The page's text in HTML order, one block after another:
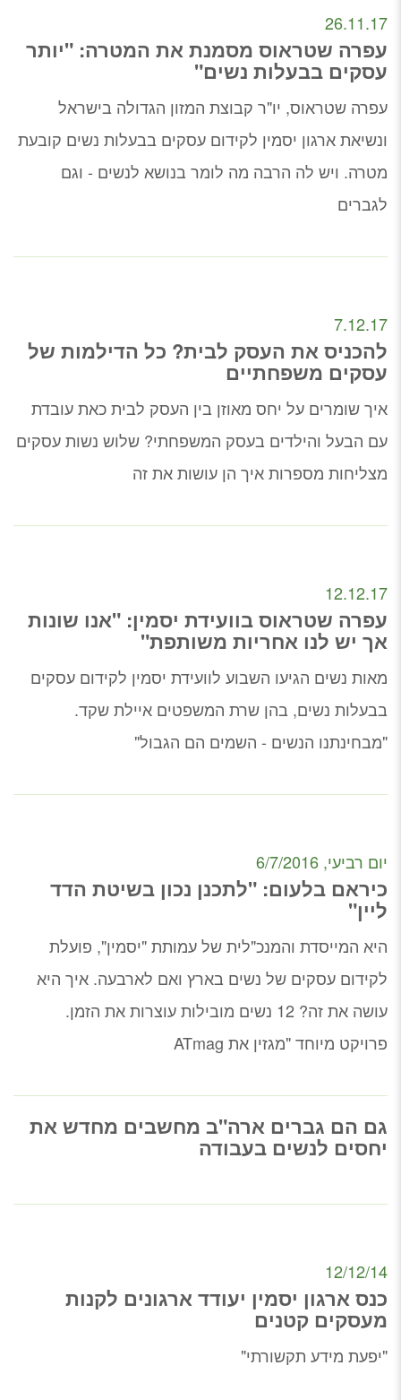
26.11.17
עפרה שטראוס מסמנת את המטרה: "יותר
עסקים בבעלות נשים"
עפרה שטראוס, יו"ר קבוצת המזון הגדולה בישראל
ונשיאת ארגון יסמין לקידום עסקים בבעלות נשים קובעת
מטרה. ויש לה הרבה מה לומר בנושא לנשים - וגם
לגברים
7.12.17
להכניס את העסק לבית? כל הדילמות של
עסקים משפחתיים
איך שומרים על יחס מאוזן בין העסק לבית כאת עובדת
עם הבעל והילדים בעסק המשפחתי? שלוש נשות עסקים
מצליחות מספרות איך הן עושות את זה
12.12.17
עפרה שטראוס בוועידת יסמין: "אנו שונות
אך יש לנו אחריות משותפת"
מאות נשים הגיעו השבוע לוועידת יסמין לקידום עסקים
בבעלות נשים, בהן שרת המשפטים איילת שקד.
"מבחינתנו הנשים - השמים הם הגבול"
יום רביעי, 6/7/2016
כיראם בלעום: "לתכנן נכון בשיטת הדד
ליין"
היא המייסדת והמנכ"לית של עמותת "יסמין", פועלת
לקידום עסקים של נשים בארץ ואם לארבעה. איך היא
עושה את זה? 12 נשים מובילות עוצרות את הזמן.
פרויקט מיוחד "מגזין את ATmag
גם הם גברים ארה"ב מחשבים מחדש את
יחסים לנשים בעבודה
12/12/14
כנס ארגון יסמין יעודד ארגונים לקנות
מעסקים קטנים
"יפעת מידע תקשורתי"